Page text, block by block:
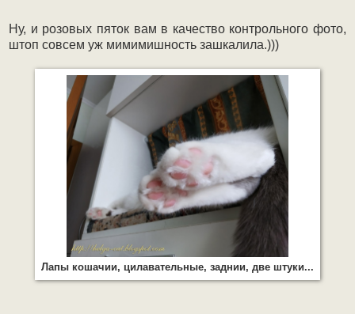
Ну, и розовых пяток вам в качество контрольного фото,
штоп совсем уж мимимишность зашкалила.)))
Лапы кошачии, цилавательные, заднии, две штуки...